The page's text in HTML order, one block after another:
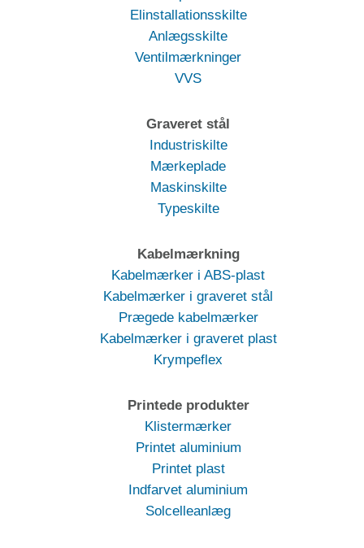
Elinstallationsskilte
Anlægsskilte
Ventilmærkninger
VVS
Graveret stål
Industriskilte
Mærkeplade
Maskinskilte
Typeskilte
Kabelmærkning
Kabelmærker i ABS-plast
Kabelmærker i graveret stål
Prægede kabelmærker
Kabelmærker i graveret plast
Krympeflex
Printede produkter
Klistermærker
Printet aluminium
Printet plast
Indfarvet aluminium
Solcelleanlæg